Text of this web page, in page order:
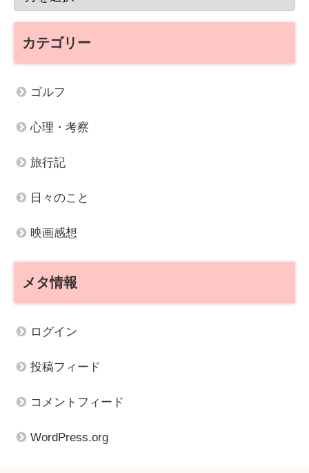
カテゴリー
ゴルフ
心理・考察
旅行記
日々のこと
映画感想
メタ情報
ログイン
投稿フィード
コメントフィード
WordPress.org